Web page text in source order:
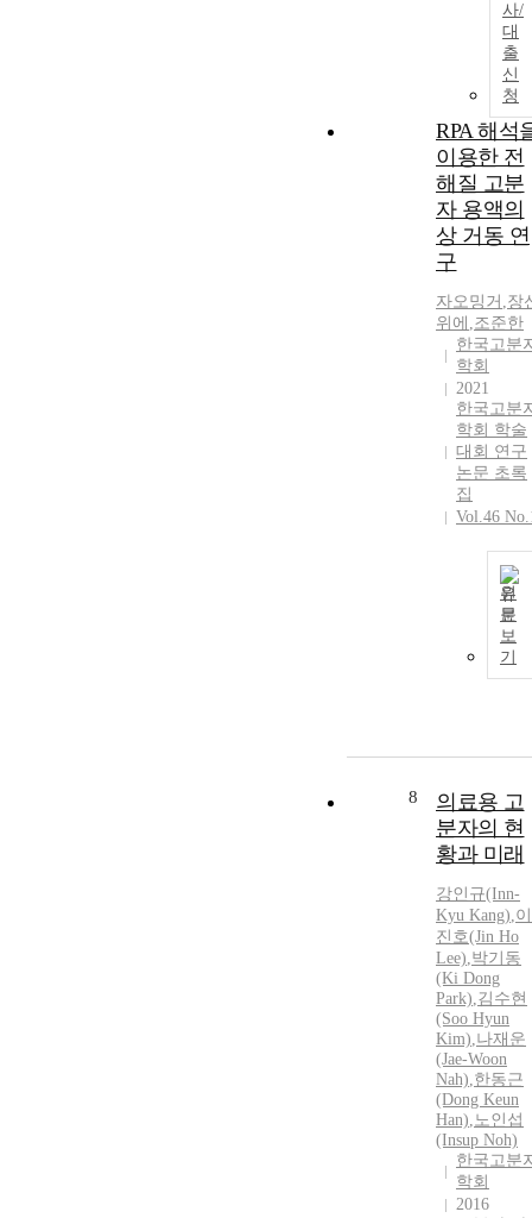
사/
대
출
신
청
RPA 해석
이용한 전
해질 고분
자 용액의
상 거동 연
구
자오밍거 ,장
위에 ,조준한
한국고분
학회
2021
한국고분
학회 학술
대회 연구
논문 초록
집
Vol.46
원
문
보
기
8
의료용 고
분자의 현
황과 미래
강인규(Inn-
Kyu Kang),이
진호(Jin Ho
Lee),박기동
(Ki Dong
Park),김수현
(Soo Hyun
Kim),나재운
(Jae-Woon
Nah),한동근
(Dong Keun
Han),노인섭
(Insup Noh)
한국고분
학회
2016